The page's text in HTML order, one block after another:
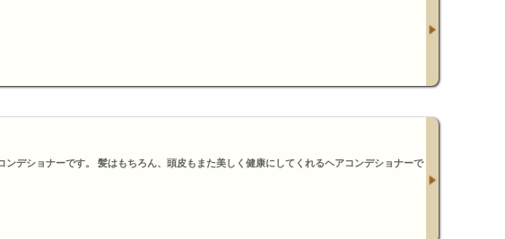
デショナーです。 髪はもちろん、頭皮もまた美しく健康にしてくれるヘアコンデショナーで